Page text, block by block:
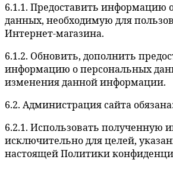
6.1.1. Предоставить информацию
данных, необходимую для
Интернет-магазина.
6.1.2. Обновить, дополнить
информацию о персональных
изменения данной информации.
6.2. Администрация сайта
6.2.1. Использовать полученную
исключительно для целей,
настоящей Политики